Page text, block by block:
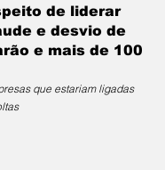
de liderar
e desvio de
e mais de 100
que estariam ligadas